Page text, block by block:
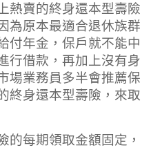
熱賣的終身還本型壽險
為原本最適合退休族群
付年金，保戶就不能中
行借款，再加上沒有身
場業務員多半會推薦保
終身還本型壽險，來取
的每期領取金額固定，